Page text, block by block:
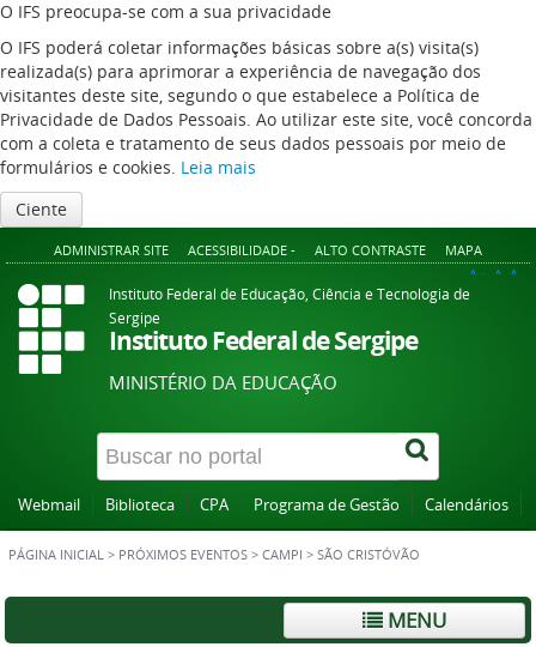
O IFS preocupa-se com a sua privacidade
O IFS poderá coletar informações básicas sobre a(s) visita(s)
realizada(s) para aprimorar a experiência de navegação dos
visitantes deste site, segundo o que estabelece a Política de
Privacidade de Dados Pessoais. Ao utilizar este site, você concorda
com a coleta e tratamento de seus dados pessoais por meio de
formulários e cookies. Leia mais
Ciente
ADMINISTRAR SITE ACESSIBILIDADE - ALTO CONTRASTE MAPA
A+ A A-
Instituto Federal de Educação, Ciência e Tecnologia de
Sergipe
Instituto Federal de Sergipe
MINISTÉRIO DA EDUCAÇÃO
Webmail Biblioteca CPA Programa de Gestão Calendários
PÁGINA INICIAL > PRÓXIMOS EVENTOS > CAMPI > SÃO CRISTÓVÃO
MENU